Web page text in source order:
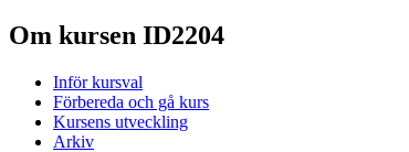
Om kursen ID2204
Inför kursval
Förbereda och gå kurs
Kursens utveckling
Arkiv